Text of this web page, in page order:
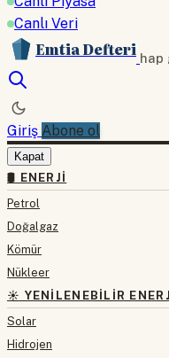
Canlı Veri
Emtia Defteri hap
Giriş Abone ol
Kapat
🛢 ENERJI
Petrol
Doğalgaz
Kömür
Nükleer
☀️ YENILENEBILIR
Solar
Hidrojen